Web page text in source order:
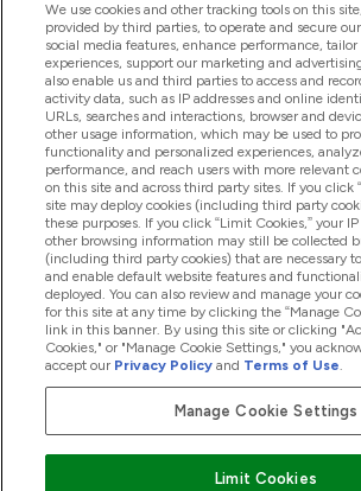
Aiuto & Informazioni
Prodotti
Chi Siamo
Fedeltà & Premi
2026 The Hut.com Ltd
We use cookies and other tracking tools on this
provided by third parties, to operate and secure
social media features, enhance performance, tailor
experiences, support our marketing and
also enable us and third parties to access and
activity data, such as IP addresses and online
URLs, searches and interactions, browser and
other usage information, which may be used to
functionality and personalized experiences,
performance, and reach users with more relevant
on this site and across third party sites. If you click
site may deploy cookies (including third party
these purposes. If you click “Limit Cookies,” your
other browsing information may still be collected
(including third party cookies) that are necessary
and enable default website features and
deployed. You can also review and manage your
for this site at any time by clicking the “Manage
link in this banner. By using this site or clicking
Cookies," or "Manage Cookie Settings," you
accept our Privacy Policy and Terms of Use.
Manage Cookie Settings
Limit Cookies